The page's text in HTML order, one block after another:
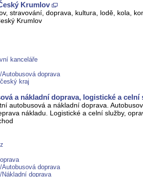
Krumlov
stravování, doprava, kultura, lodě, kola,
Krumlov
kanceláře
doprava
kraj
a nákladní doprava, logistické a
autobusová a nákladní doprava.
nákladu. Logistické a celní služby,
doprava
doprava